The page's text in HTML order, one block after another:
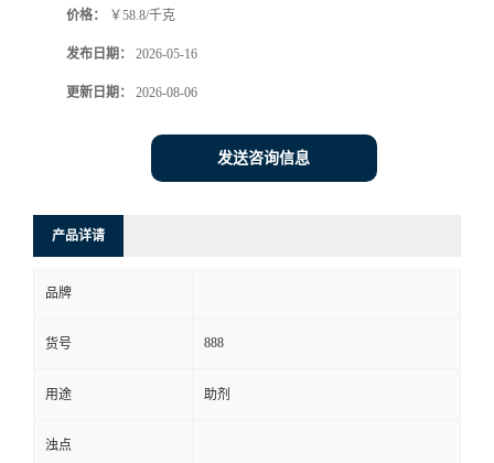
价格： ￥58.8/千克
发布日期： 2026-05-16
更新日期： 2026-08-06
发送咨询信息
产品详请
品牌
货号 888
用途 助剂
浊点